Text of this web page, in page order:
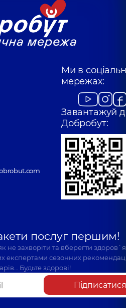
Ми в
мережах:
Завантажуй
Добробут:
послуг першим!
не захворіти та вберегти
експертами сезонних
Будьте здорові!
Підписатися